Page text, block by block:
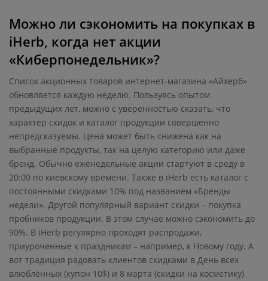
Можно ли сэкономить на покупках в
iHerb, когда нет акции
«Киберпонедельник»?
Список акционных товаров интернет-магазина «Айхерб»
обновляется каждую неделю. Пользуясь опытом
предыдущих лет, можно с уверенностью сказать, что
характер скидок и каталог продукции совершенно
непредсказуемы. Цена может быть снижена как на
выбранные продукты, так на целую категорию или даже
бренд. Обычно еженедельные акции стартуют в среду в
20:00 по киевскому времени. Также в iHerb есть каталог с
постоянными скидками 10% под названием «Бренды
недели». Другой популярный вариант скидки – покупка
пробников продукции. В этом случае можно сэкономить до
90%. В iHerb регулярно проходят распродажи,
приуроченные к праздникам – например, к Новому году. А
вот традиция радовать клиентов скидками в День всех
влюблённых (купон 10$) и 8 марта (скидки на косметику)